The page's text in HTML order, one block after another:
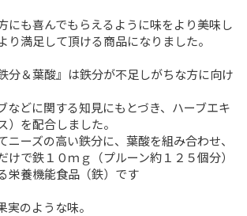
にも喜んでもらえるように味をより美味し
り満足して頂ける商品になりました。
＆葉酸』は鉄分が不足しがちな方に向け
などに関する知見にもとづき、ハーブエキ
）を配合しました。
ニーズの高い鉄分に、葉酸を組み合わせ、
けで鉄１０ｍｇ（プルーン約１２５個分）
栄養機能食品（鉄）です
のような味。